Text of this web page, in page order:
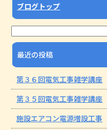
ブログトップ
最近の投稿
第３６回電気工事雑学講座
第３５回電気工事雑学講座
施設エアコン電源増設工事